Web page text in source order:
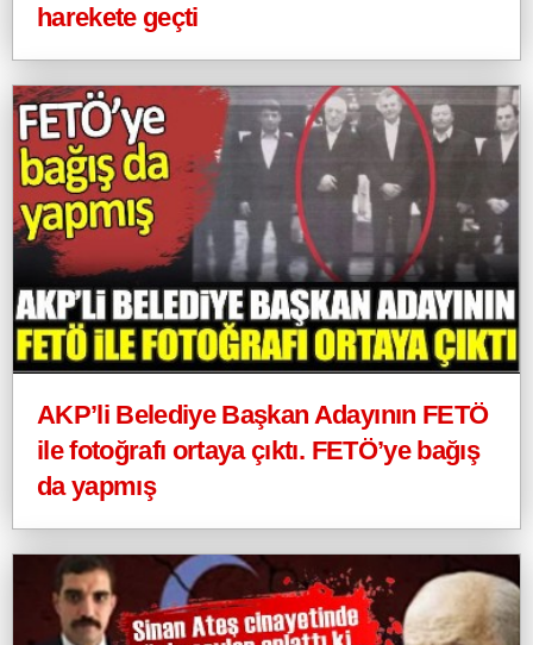
harekete geçti
AKP’li Belediye Başkan Adayının FETÖ
ile fotoğrafı ortaya çıktı. FETÖ’ye bağış
da yapmış